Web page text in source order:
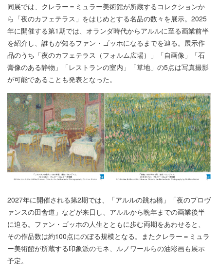
同展では、クレラー＝ミュラー美術館が所蔵するコレクションか
ら「夜のカフェテラス」をはじめとする名品の数々を展示。2025
年に開催する第1期では、オランダ時代からアルルに至る画業前半
を紹介し、誰もが知るファン・ゴッホになるまでを辿る。展示作
品のうち「夜のカフェテラス（フォルム広場）」「自画像」「石
膏像のある静物」「レストランの室内」「草地」の5点は写真撮影
が可能であることも発表となった。
2027年に開催される第2期では、「アルルの跳ね橋」「夜のプロヴ
ァンスの田舎道」などが来日し、アルルから晩年までの画業後半
に迫る。ファン・ゴッホの人生とともに歩む両期をあわせると、
その作品数は約100点にのぼる規模となる。またクレラー＝ミュラ
ー美術館が所蔵する印象派のモネ、ルノワールらの油彩画も展示
予定。